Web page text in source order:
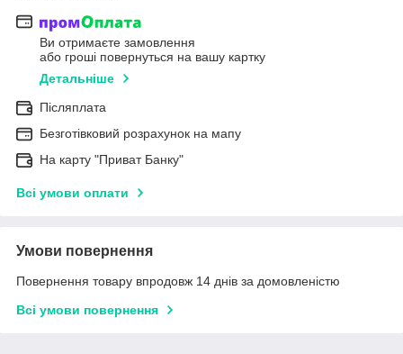
Ви отримаєте замовлення
або гроші повернуться на вашу картку
Детальніше
Післяплата
Безготівковий розрахунок на мапу
На карту "Приват Банку"
Всі умови оплати
Умови повернення
Повернення товару впродовж 14 днів за домовленістю
Всі умови повернення